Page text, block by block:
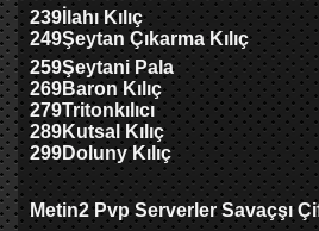
239 İlahı Kılıç
249Şeytan Çıkarma Kılıç
259Şeytani Pala
269Baron Kılıç
279Tritonkılıcı
289Kutsal Kılıç
299Doluny Kılıç
Metin2 Pvp Serverler Savaçşı